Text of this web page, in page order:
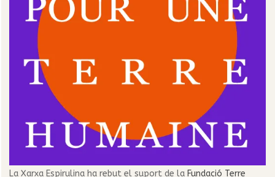
La Xarxa Espirulina ha rebut el suport de la Fundació Terre